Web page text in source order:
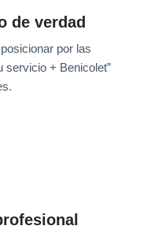
de verdad
por las
servicio + Benicolet”